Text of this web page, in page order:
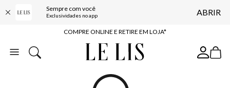
Sempre com você
Exclusividades no app ABRIR
10% OFF NA PRIMEIRA COMPRA*
COMPRE ONLINE E RETIRE EM LOJA*
ENTREGA EXPRESSA*
BAIXE O APP